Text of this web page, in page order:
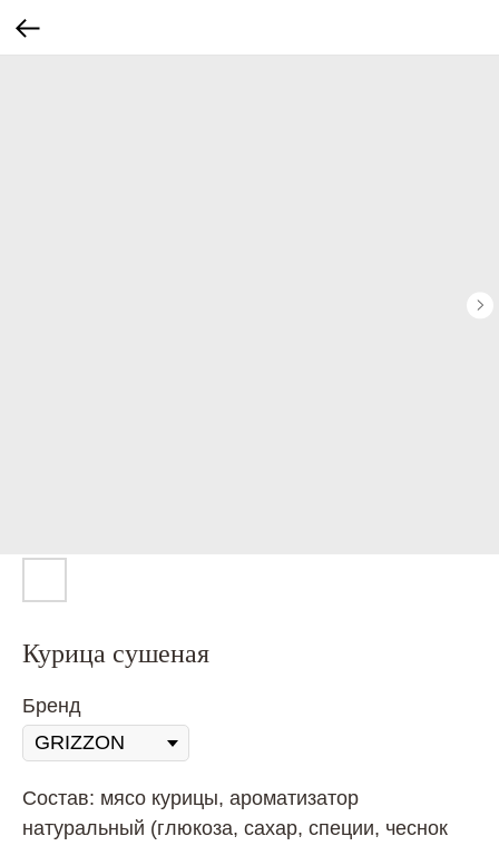
Курица сушеная
Бренд
Состав: мясо курицы, ароматизатор
натуральный (глюкоза, сахар, специи, чеснок